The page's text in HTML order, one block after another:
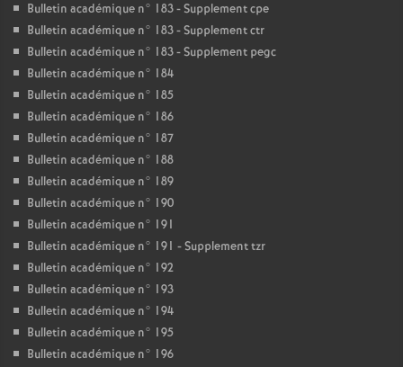
Bulletin académique n° 183 - Supplement cpe
Bulletin académique n° 183 - Supplement ctr
Bulletin académique n° 183 - Supplement pegc
Bulletin académique n° 184
Bulletin académique n° 185
Bulletin académique n° 186
Bulletin académique n° 187
Bulletin académique n° 188
Bulletin académique n° 189
Bulletin académique n° 190
Bulletin académique n° 191
Bulletin académique n° 191 - Supplement tzr
Bulletin académique n° 192
Bulletin académique n° 193
Bulletin académique n° 194
Bulletin académique n° 195
Bulletin académique n° 196